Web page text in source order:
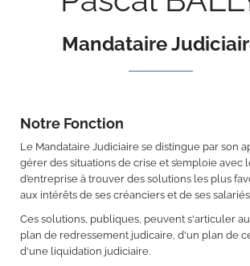
Mandataire
Notre Fonction
Le Mandataire Judiciaire se distingue par son
gérer des situations de crise et s’emploie avec
d’entreprise à trouver des solutions les plus
aux intérêts de ses créanciers et de ses
Ces solutions, publiques, peuvent s'articuler
plan de redressement judicaire, d'un plan de
d'une liquidation judiciaire.